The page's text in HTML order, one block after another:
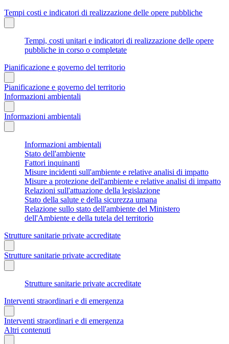
Tempi costi e indicatori di realizzazione delle opere pubbliche
Tempi, costi unitari e indicatori di realizzazione delle opere
pubbliche in corso o completate
Pianificazione e governo del territorio
Pianificazione e governo del territorio
Informazioni ambientali
Informazioni ambientali
Informazioni ambientali
Stato dell'ambiente
Fattori inquinanti
Misure incidenti sull'ambiente e relative analisi di impatto
Misure a protezione dell'ambiente e relative analisi di impatto
Relazioni sull'attuazione della legislazione
Stato della salute e della sicurezza umana
Relazione sullo stato dell'ambiente del Ministero
dell'Ambiente e della tutela del territorio
Strutture sanitarie private accreditate
Strutture sanitarie private accreditate
Strutture sanitarie private accreditate
Interventi straordinari e di emergenza
Interventi straordinari e di emergenza
Altri contenuti